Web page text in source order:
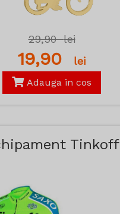
29,90lei
19,90 lei
Adauga in cos
Tinkoff